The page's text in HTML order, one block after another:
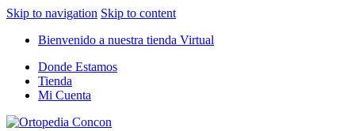
Skip to navigation Skip to content
Bienvenido a nuestra tienda Virtual
Donde Estamos
Tienda
Mi Cuenta